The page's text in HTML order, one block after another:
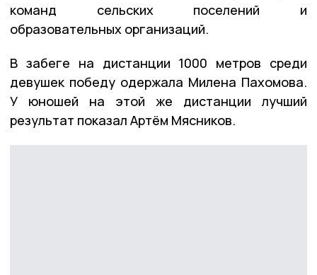
команд сельских поселений и
образовательных организаций.
В забеге на дистанции 1000 метров среди
девушек победу одержала Милена Пахомова.
У юношей на этой же дистанции лучший
результат показал Артём Мясников.